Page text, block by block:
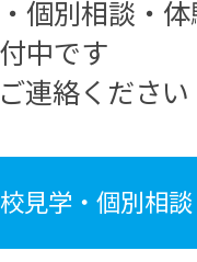
個別相談・
中です
連絡ください
見学・個別相